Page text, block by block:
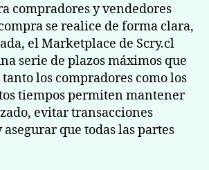
compradores y vendedores
se realice de forma clara,
el Marketplace de Scry.cl
serie de plazos máximos que
los compradores como los
tiempos permiten mantener
evitar transacciones
que todas las partes